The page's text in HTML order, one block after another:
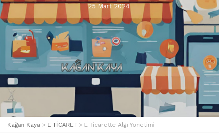
25 Mart 2024
Kağan Kaya > E-TİCARET > E-Ticarette Algı Yönetimi